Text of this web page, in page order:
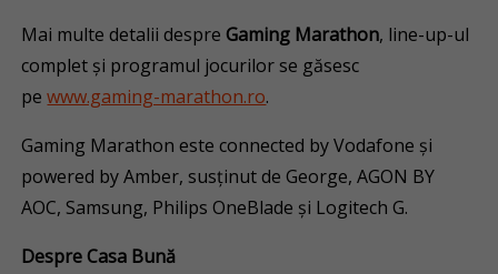
Mai multe detalii despreGaming Marathon, line-up-ul
complet și programul jocurilor se găsesc
pewww.gaming-marathon.ro.
Gaming Marathon este connected by Vodafone și
powered by Amber, susținut de George, AGON BY
AOC, Samsung, Philips OneBlade și Logitech G.
Despre Casa Bună